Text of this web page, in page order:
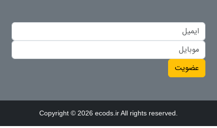
عضویت
Copyright © 2026 ecods.ir All rights reserved.